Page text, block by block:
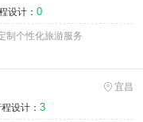
设计： 0
制个性化旅游服务
宜昌
设计： 3